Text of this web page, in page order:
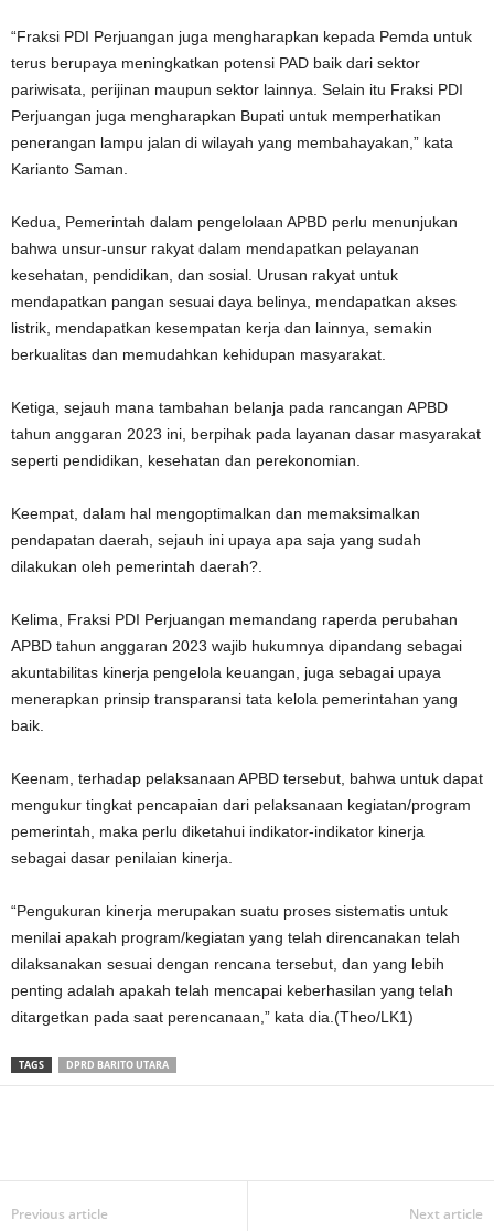
“Fraksi PDI Perjuangan juga mengharapkan kepada Pemda untuk
terus berupaya meningkatkan potensi PAD baik dari sektor
pariwisata, perijinan maupun sektor lainnya. Selain itu Fraksi PDI
Perjuangan juga mengharapkan Bupati untuk memperhatikan
penerangan lampu jalan di wilayah yang membahayakan,” kata
Karianto Saman.
Kedua, Pemerintah dalam pengelolaan APBD perlu menunjukan
bahwa unsur-unsur rakyat dalam mendapatkan pelayanan
kesehatan, pendidikan, dan sosial. Urusan rakyat untuk
mendapatkan pangan sesuai daya belinya, mendapatkan akses
listrik, mendapatkan kesempatan kerja dan lainnya, semakin
berkualitas dan memudahkan kehidupan masyarakat.
Ketiga, sejauh mana tambahan belanja pada rancangan APBD
tahun anggaran 2023 ini, berpihak pada layanan dasar masyarakat
seperti pendidikan, kesehatan dan perekonomian.
Keempat, dalam hal mengoptimalkan dan memaksimalkan
pendapatan daerah, sejauh ini upaya apa saja yang sudah
dilakukan oleh pemerintah daerah?.
Kelima, Fraksi PDI Perjuangan memandang raperda perubahan
APBD tahun anggaran 2023 wajib hukumnya dipandang sebagai
akuntabilitas kinerja pengelola keuangan, juga sebagai upaya
menerapkan prinsip transparansi tata kelola pemerintahan yang
baik.
Keenam, terhadap pelaksanaan APBD tersebut, bahwa untuk dapat
mengukur tingkat pencapaian dari pelaksanaan kegiatan/program
pemerintah, maka perlu diketahui indikator-indikator kinerja
sebagai dasar penilaian kinerja.
“Pengukuran kinerja merupakan suatu proses sistematis untuk
menilai apakah program/kegiatan yang telah direncanakan telah
dilaksanakan sesuai dengan rencana tersebut, dan yang lebih
penting adalah apakah telah mencapai keberhasilan yang telah
ditargetkan pada saat perencanaan,” kata dia.(Theo/LK1)
TAGS DPRD BARITO UTARA
Previous article Next article